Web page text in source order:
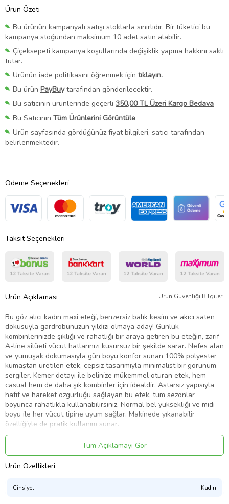
Ürün Özeti
Bu ürünün kampanyalı satışı stoklarla sınırlıdır. Bir tüketici bu
kampanya stoğundan maksimum 10 adet satın alabilir.
Çiçeksepeti kampanya koşullarında değişiklik yapma hakkını saklı
tutar.
Ürünün iade politikasını öğrenmek için tıklayın.
Bu ürün PayBuytarafından gönderilecektir.
Bu satıcının ürünlerinde geçerli 350,00 TL Üzeri Kargo Bedava
Bu Satıcının Tüm Ürünlerini Görüntüle
Ürün sayfasında gördüğünüz fiyat bilgileri, satıcı tarafından
belirlenmektedir.
Ödeme Seçenekleri
Taksit Seçenekleri
Ürün Açıklaması Ürün Güvenliği Bilgileri
Bu göz alıcı kadın maxi eteği, benzersiz balık kesim ve akıcı saten
dokusuyla gardrobunuzun yıldızı olmaya aday! Günlük
kombinlerinizde şıklığı ve rahatlığı bir araya getiren bu eteğin, zarif
A-line silüeti vücut hatlarınızı kusursuz bir şekilde sarar. Nefes alan
ve yumuşak dokumasıyla gün boyu konfor sunan 100% polyester
kumaştan üretilen etek, cepsiz tasarımıyla minimalist bir görünüm
sergiler. Kemer detayı ile belinize mükemmel oturan etek, hem
casual hem de daha şık kombinler için idealdir. Astarsız yapısıyla
hafif ve hareket özgürlüğü sağlayan bu etek, tüm sezonlar
boyunca rahatlıkla kullanabilirsiniz. Normal bel yüksekliği ve midi
boyu ile her vücut tipine uyum sağlar. Makinede yıkanabilir
özelliğiyle de pratik kullanım sunar.
Yüksek kaliteli saten dokuma kumaşı, göz alıcı parlaklığı ve
yumuşak dokunuşuyla sizi büyüleyecek. A-line kesimi, vücudunuza
kusursuz bir şekilde otururken, balık kesim detayları size zarif bir
görünüm kazandırır. Kemer detayı, belinizi ince göstererek,
crop üstlerle kombinleyerek, hem günlük hem de özel günlerde şık
bir görünüm elde edebilirsiniz.
Tüm Açıklamayı Gör
Ürün Özellikleri
Cinsiyet Kadın